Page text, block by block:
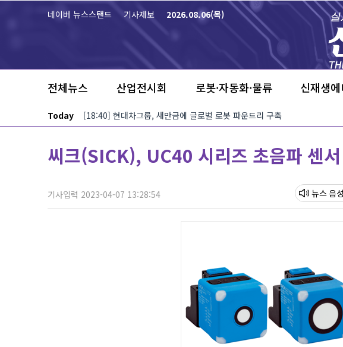
네이버 뉴스스탠드 기사제보 2026.08.06(목)
전체뉴스 산업전시회 로봇·자동화·물류 신재생에
Today [18:40] 현대차그룹, 새만금에 글로벌 로봇 파운드리 구축
씨크(SICK), UC40 시리즈 초음파 센
기사입력 2023-04-07 13:28:54 뉴스 음성